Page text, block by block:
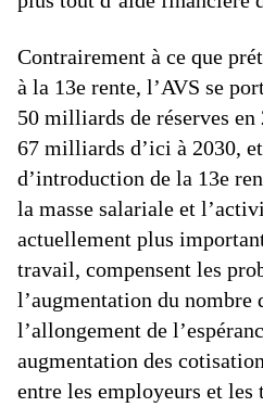
Contrairement à ce que
à la 13e rente, l’AVS se
50 milliards de réserves
67 milliards d’ici à 2030,
d’introduction de la 13e
la masse salariale et
actuellement plus
travail, compensent les
l’augmentation du nombre
l’allongement de
augmentation des
entre les employeurs et les